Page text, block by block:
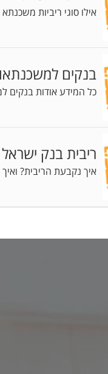
אילו סוגי ריביות
בנקים
כל המידע אודות בנקים
ריבית בנק ישראל
איך נקבעת הריבית?